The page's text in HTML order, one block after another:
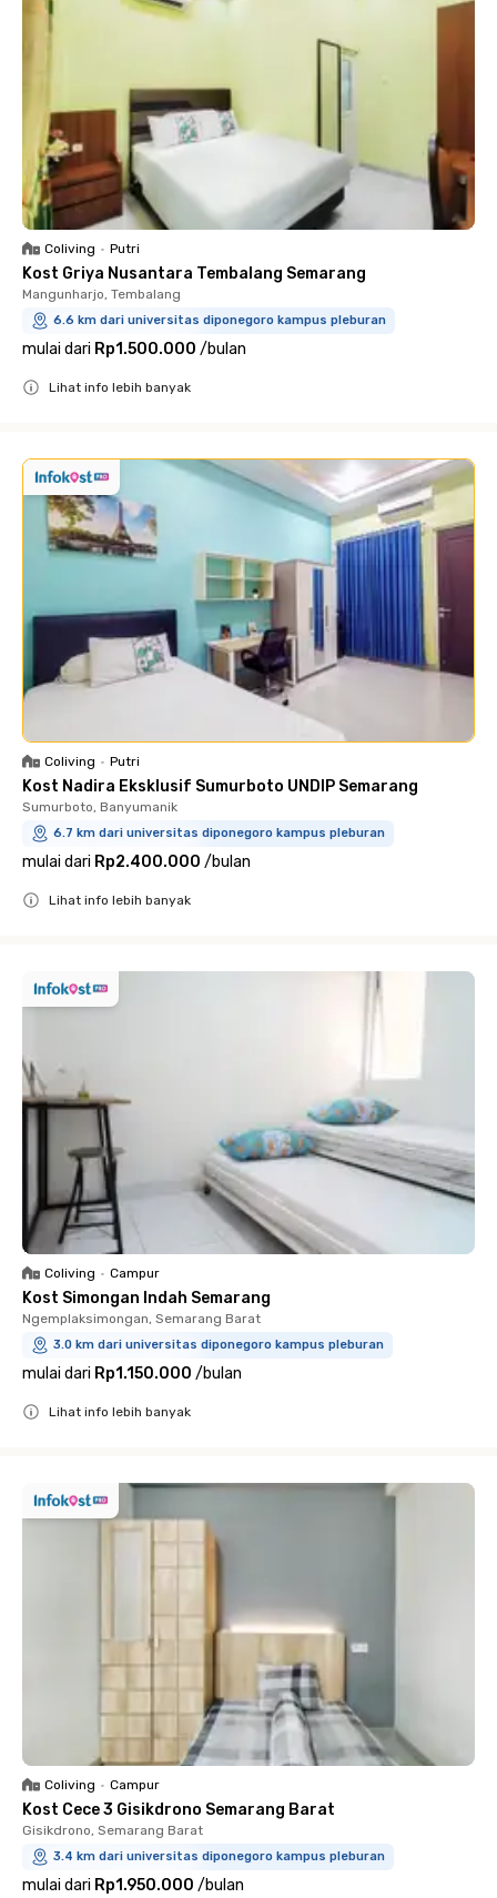
Coliving • Putri
Kost Griya Nusantara Tembalang Semarang
Mangunharjo, Tembalang
6.6 km dari universitas diponegoro kampus pleburan
mulai dari Rp1.500.000 /bulan
Lihat info lebih banyak
Coliving • Putri
Kost Nadira Eksklusif Sumurboto UNDIP Semarang
Sumurboto, Banyumanik
6.7 km dari universitas diponegoro kampus pleburan
mulai dari Rp2.400.000 /bulan
Lihat info lebih banyak
Coliving • Campur
Kost Simongan Indah Semarang
Ngemplaksimongan, Semarang Barat
3.0 km dari universitas diponegoro kampus pleburan
mulai dari Rp1.150.000 /bulan
Lihat info lebih banyak
Coliving • Campur
Kost Cece 3 Gisikdrono Semarang Barat
Gisikdrono, Semarang Barat
3.4 km dari universitas diponegoro kampus pleburan
mulai dari Rp1.950.000 /bulan